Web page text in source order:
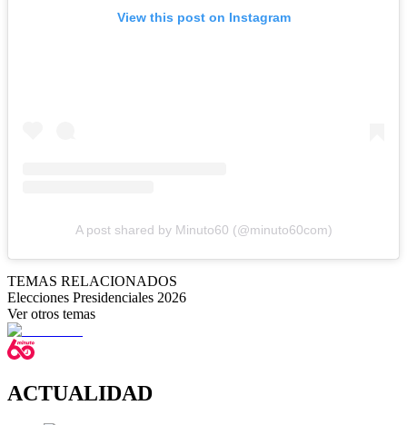
View this post on Instagram
A post shared by Minuto60 (@minuto60com)
TEMAS RELACIONADOS
Elecciones Presidenciales 2026
Ver otros temas
ACTUALIDAD